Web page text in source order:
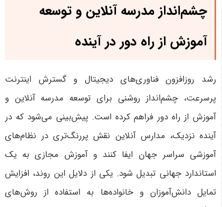
چشم‌انداز مدرسه آنلاین و توسعه
آموزش از راه دور در آینده
رشد روزافزون فناوری‌های دیجیتال و گسترش اینترنت
پرسرعت، چشم‌انداز روشنی برای توسعه مدرسه آنلاین و
آموزش از راه دور فراهم کرده است. پیش‌بینی می‌شود که در
آینده نزدیک، مدارس آنلاین نقش پررنگ‌تری در نظام‌های
آموزشی سراسر جهان ایفا کنند و آموزش مجازی به یک
استاندارد جهانی تبدیل شود. یکی از دلایل این روند، افزایش
تمایل دانش‌آموزان و خانواده‌ها به استفاده از روش‌های